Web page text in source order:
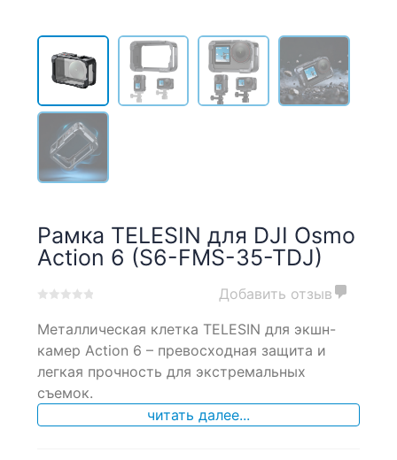
Рамка TELESIN для DJI Osmo
Action 6 (S6-FMS-35-TDJ)
out
on
customer
ratings
Добавить отзыв
Металлическая клетка TELESIN для экшн-
камер Action 6 – превосходная защита и
легкая прочность для экстремальных
съемок.
читать далее...